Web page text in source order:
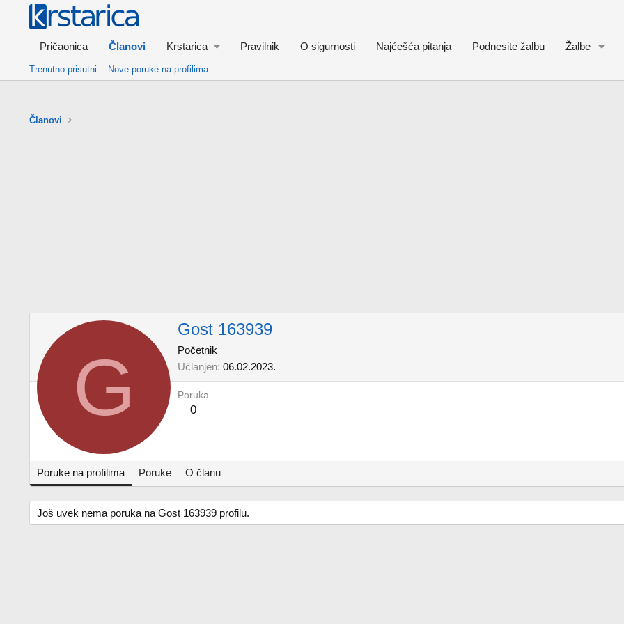
Pričaonica Članovi Krstarica Pravilnik O sigurnosti Najćešća pitanja Podnesite žalbu Žalbe
Trenutno prisutni Nove poruke na profilima
Članovi
G
Gost 163939
Početnik
Učlanjen 06.02.2023.
Poruka
0
Poruke na profilima Poruke O članu
Još uvek nema poruka na Gost 163939 profilu.